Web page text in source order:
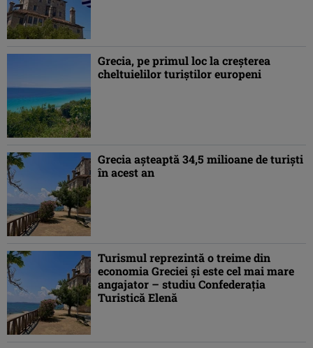
Grecia, pe primul loc la creşterea
cheltuielilor turiştilor europeni
Grecia așteaptă 34,5 milioane de turiști
în acest an
Turismul reprezintă o treime din
economia Greciei și este cel mai mare
angajator – studiu Confederaţia
Turistică Elenă